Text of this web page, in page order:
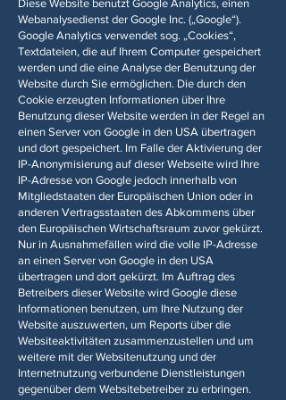
Diese Website benutzt Google Analytics, einen
Webanalysedienst der Google Inc. („Google“).
Google Analytics verwendet sog. „Cookies“,
Textdateien, die auf Ihrem Computer gespeichert
werden und die eine Analyse der Benutzung der
Website durch Sie ermöglichen. Die durch den
Cookie erzeugten Informationen über Ihre
Benutzung dieser Website werden in der Regel an
einen Server von Google in den USA übertragen
und dort gespeichert. Im Falle der Aktivierung der
IP-Anonymisierung auf dieser Webseite wird Ihre
IP-Adresse von Google jedoch innerhalb von
Mitgliedstaaten der Europäischen Union oder in
anderen Vertragsstaaten des Abkommens über
den Europäischen Wirtschaftsraum zuvor gekürzt.
Nur in Ausnahmefällen wird die volle IP-Adresse
an einen Server von Google in den USA
übertragen und dort gekürzt. Im Auftrag des
Betreibers dieser Website wird Google diese
Informationen benutzen, um Ihre Nutzung der
Website auszuwerten, um Reports über die
Websiteaktivitäten zusammenzustellen und um
weitere mit der Websitenutzung und der
Internetnutzung verbundene Dienstleistungen
gegenüber dem Websitebetreiber zu erbringen.